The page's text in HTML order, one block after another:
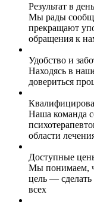
Результат в
Мы рады
прекращают
обращения к
Удобство и
Находясь в
довериться
Наша команда
области
Доступные
Мы понимаем,
цель — сделать
всех